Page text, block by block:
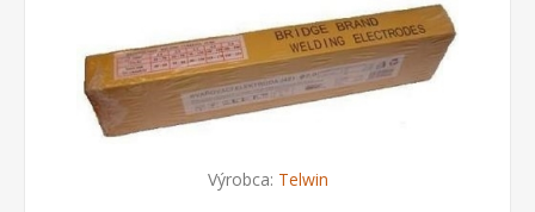
Výrobca: Telwin